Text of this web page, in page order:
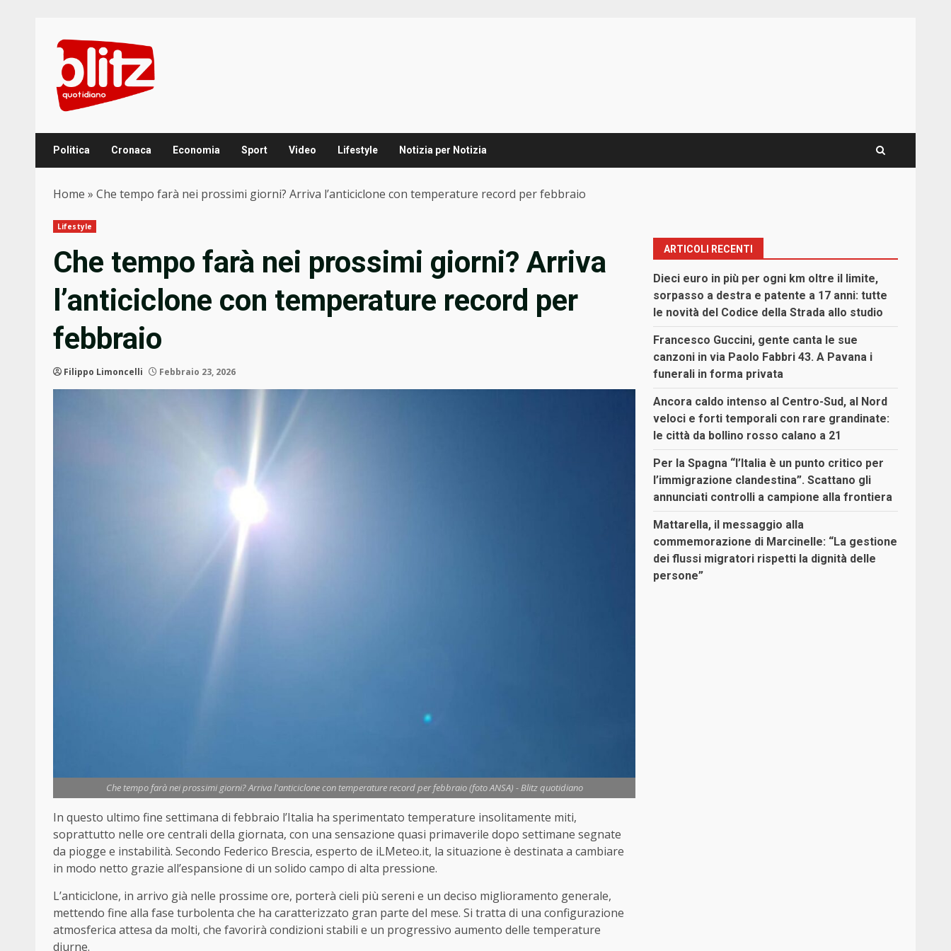
content
Politica Cronaca Economia Sport Video Lifestyle Notizia per Notizia
Home » Che tempo farà nei prossimi giorni? Arriva l’anticiclone con temperature record per febbraio
Lifestyle
Che tempo farà nei prossimi giorni? Arriva
l’anticiclone con temperature record per
febbraio
Filippo Limoncelli Febbraio 23, 2026
Che tempo farà nei prossimi giorni? Arriva l'anticiclone con temperature record per febbraio (foto ANSA) - Blitz quotidiano
In questo ultimo fine settimana di febbraio l’Italia ha sperimentato temperature insolitamente miti,
soprattutto nelle ore centrali della giornata, con una sensazione quasi primaverile dopo settimane segnate
da piogge e instabilità. Secondo Federico Brescia, esperto de iLMeteo.it, la situazione è destinata a cambiare
in modo netto grazie all’espansione di un solido campo di alta pressione.
L’anticiclone, in arrivo già nelle prossime ore, porterà cieli più sereni e un deciso miglioramento generale,
mettendo fine alla fase turbolenta che ha caratterizzato gran parte del mese. Si tratta di una configurazione
atmosferica attesa da molti, che favorirà condizioni stabili e un progressivo aumento delle temperature
diurne.
ARTICOLI RECENTI
Dieci euro in più per ogni km oltre il limite,
sorpasso a destra e patente a 17 anni: tutte
le novità del Codice della Strada allo studio
Francesco Guccini, gente canta le sue
canzoni in via Paolo Fabbri 43. A Pavana i
funerali in forma privata
Ancora caldo intenso al Centro-Sud, al Nord
veloci e forti temporali con rare grandinate:
le città da bollino rosso calano a 21
Per la Spagna “l’Italia è un punto critico per
l’immigrazione clandestina”. Scattano gli
annunciati controlli a campione alla frontiera
Mattarella, il messaggio alla
commemorazione di Marcinelle: “La gestione
dei flussi migratori rispetti la dignità delle
persone”